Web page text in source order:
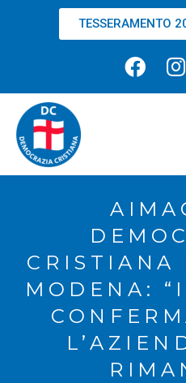
TESSERAMENTO
CRISTIANA
MODENA: